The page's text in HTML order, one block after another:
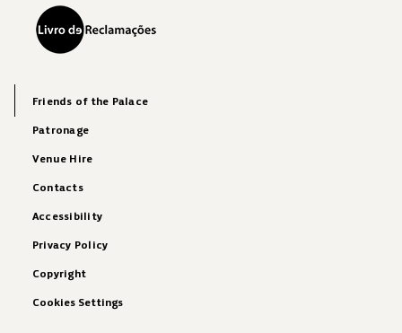
Friends of the Palace
Patronage
Venue Hire
Contacts
Accessibility
Privacy Policy
Copyright
Cookies Settings